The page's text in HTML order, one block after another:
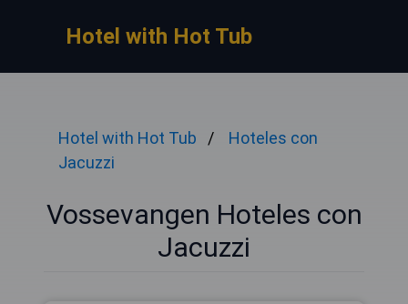
Hotel with Hot Tub
Hotel with Hot Tub
Hoteles con
Jacuzzi
Vossevangen Hoteles con
Jacuzzi